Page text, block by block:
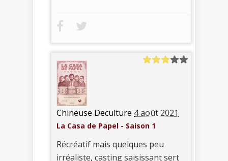
Chineuse Deculture 4 août 2021
La Casa de Papel - Saison 1
Récréatif mais quelques peu
irréaliste, casting saisissant sert